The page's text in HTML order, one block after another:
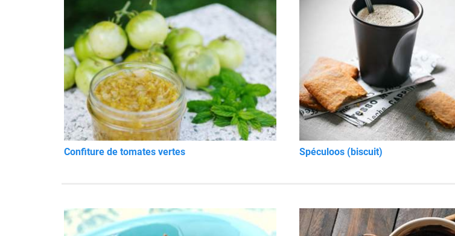
Confiture de tomates vertes Spéculoos (biscuit)